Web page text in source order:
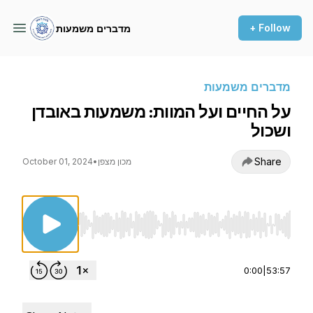
מדברים משמעות + Follow
מדברים משמעות
על החיים ועל המוות: משמעות באובדן
ושכול
October 01, 2024• מכון מצפן Share
Use Left/Right to seek, Home/End to jump
0:00 53:57